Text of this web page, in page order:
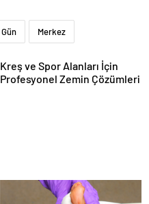
Gün Merkez
Kreş ve Spor Alanları İçin
Profesyonel Zemin Çözümleri